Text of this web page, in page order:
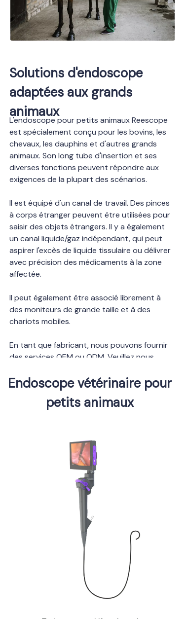
Solutions d'endoscope
adaptées aux grands
animaux
L'endoscope pour petits animaux Reescope
est spécialement conçu pour les bovins, les
chevaux, les dauphins et d'autres grands
animaux. Son long tube d'insertion et ses
diverses fonctions peuvent répondre aux
exigences de la plupart des scénarios.
Il est équipé d'un canal de travail. Des pinces
à corps étranger peuvent être utilisées pour
saisir des objets étrangers. Il y a également
un canal liquide/gaz indépendant, qui peut
aspirer l'excès de liquide tissulaire ou délivrer
avec précision des médicaments à la zone
affectée.
Il peut également être associé librement à
des moniteurs de grande taille et à des
chariots mobiles.
En tant que fabricant, nous pouvons fournir
des services OEM ou ODM. Veuillez nous
Endoscope vétérinaire pour
petits animaux